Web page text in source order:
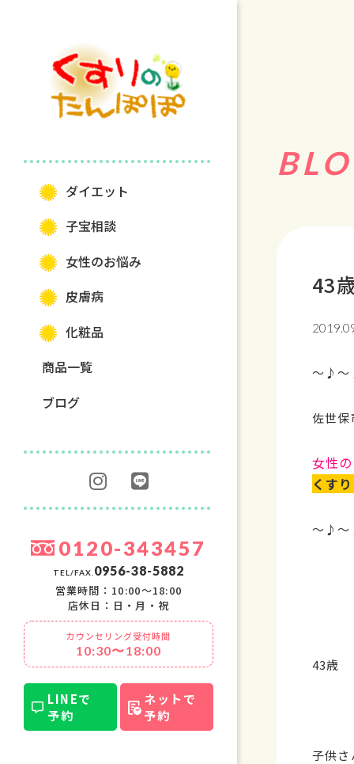
ダイエット
⼦宝相談
⼥性のお悩み
⽪膚病
化粧品
商品一覧
ブログ
0120-343457
TEL/FAX.0956-38-5882
営業時間：10:00〜18:00
店休日：日・月・祝
カウンセリング受付時間
10:30〜18:00
LINEで
予約
ネットで
予約
43
～♪
佐世
女性
くす
～♪
43歳
子供